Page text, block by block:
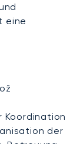
eine
Koordination
der